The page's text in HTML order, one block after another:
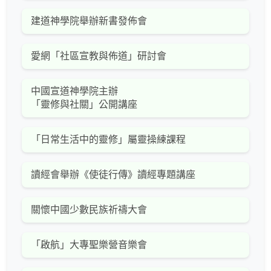
建道神學院舉辦新書發佈會
愛網「社區宣教與佈道」研討會
中國宣道神學院主辦
「靈修與社關」公開講座
「日常生活中的靈修」屬靈操練課程
讀經會舉辦《使徒行傳》讀經專題講座
關懷中國少數民族祈禱大會
「啟航」大專聖樂營音樂會